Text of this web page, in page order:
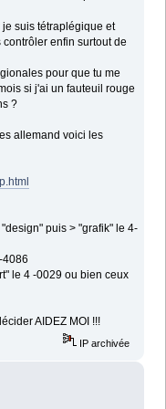
suis tétraplégique et
enfin surtout de
pour que tu me
si j'ai un fauteuil rouge
?
allemand voici les
puis > "grafik" le 4-
4086
le 4 -0029 ou bien ceux
AIDEZ MOI !!!
IP archivée